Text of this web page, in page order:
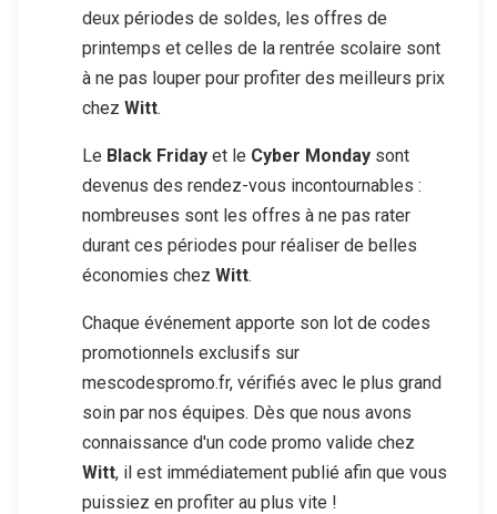
deux périodes de soldes, les offres de
printemps et celles de la rentrée scolaire sont
à ne pas louper pour profiter des meilleurs prix
chez Witt.
Le Black Friday et le Cyber Monday sont
devenus des rendez-vous incontournables :
nombreuses sont les offres à ne pas rater
durant ces périodes pour réaliser de belles
économies chez Witt.
Chaque événement apporte son lot de codes
promotionnels exclusifs sur
mescodespromo.fr, vérifiés avec le plus grand
soin par nos équipes. Dès que nous avons
connaissance d'un code promo valide chez
Witt, il est immédiatement publié afin que vous
puissiez en profiter au plus vite !